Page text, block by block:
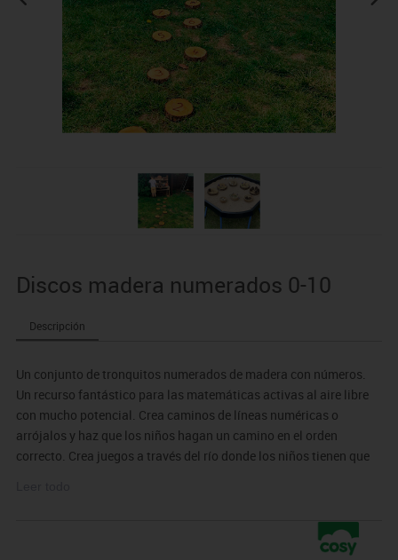
Discos madera numerados 0-10
Descripción
Un conjunto de tronquitos numerados de madera con números.
Un recurso fantástico para las matemáticas activas al aire libre
con mucho potencial. Crea caminos de líneas numéricas o
arrójalos y haz que los niños hagan un camino en el orden
correcto. Crea juegos a través del río donde los niños tienen que
Se trata de un producto natural: los tamaños pueden variar. entre